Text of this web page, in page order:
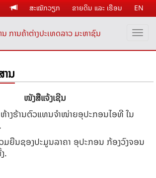
ສະໝັກວຽກ ຂາຍດິນ ແລະ ເຮືອນ EN
ນ ການຄ້າຕ່າງປະເທດລາວ ມະຫາຊົນ
ນ
ໜັງສືແຈ້ງເຊີນ
າງຮ້ານຕົວແທນຈໍາໜ່າຍອຸປະກອນໄອທີ ໃນ
ມຍືນຊອງປະມູນລາຄາ ອຸປະກອນ ກ້ອງວົງຈອນ
.